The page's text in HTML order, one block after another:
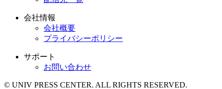
会社情報
会社概要
プライバシーポリシー
サポート
お問い合わせ
© UNIV PRESS CENTER. ALL RIGHTS RESERVED.